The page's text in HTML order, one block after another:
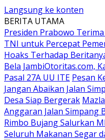
Langsung ke konten
BERITA UTAMA
Presiden Prabowo
TNI untuk Percepat
Hoaks Terhadap
Bela JambiOtoritas.com,
Pasal 27A UU ITE Pesan
Jangan Abaikan Jalan
Desa Siap Bergerak
Anggaran Jalan Simpang
Rimbo Bujang Salurkan
Seluruh Makanan Segar